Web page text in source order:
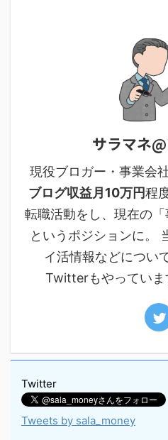
サラマネ
現役ブロガー・事業会
ブログ収益月10万円程
転職活動をし、現在の「
というポジションに。
イ活情報などについ
Twitterもやってい
Twitter
Tweets by sala_money